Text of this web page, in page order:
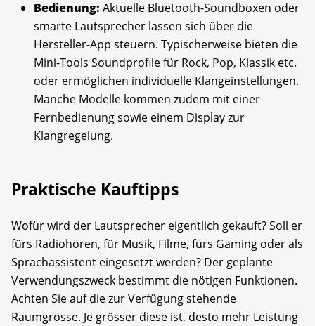
Bedienung: Aktuelle Bluetooth-Sound­boxen oder
smarte Lautsprecher lassen sich über die
Hersteller-App steuern. Typischerweise bieten die
Mini-Tools Soundprofile für Rock, Pop, Klassik etc.
oder ermöglichen individuelle Klangeinstellungen.
Manche Modelle kommen zudem mit einer
Fernbedienung sowie einem Display zur
Klangregelung.
Praktische Kauftipps
Wofür wird der Lautsprecher eigentlich gekauft? Soll er
fürs Radiohören, für Musik, Filme, fürs Gaming oder als
Sprachassistent eingesetzt werden? Der geplante
Verwendungszweck bestimmt die nötigen Funktionen.
Achten Sie auf die zur Verfügung stehende
Raumgrösse. Je grösser diese ist, desto mehr Leistung